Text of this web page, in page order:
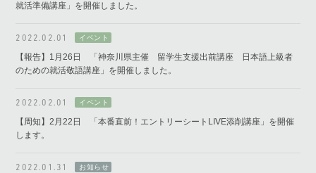
就活準備講座」を開催しました。
2022.02.01
【報告】1月26日 「神奈川県主催 留学生支援出前講座 日本語上級者
のための就活敬語講座」を開催しました。
2022.02.01
【周知】2月22日 「本番直前！エントリーシートLIVE添削講座」を開催
します。
2022.01.31